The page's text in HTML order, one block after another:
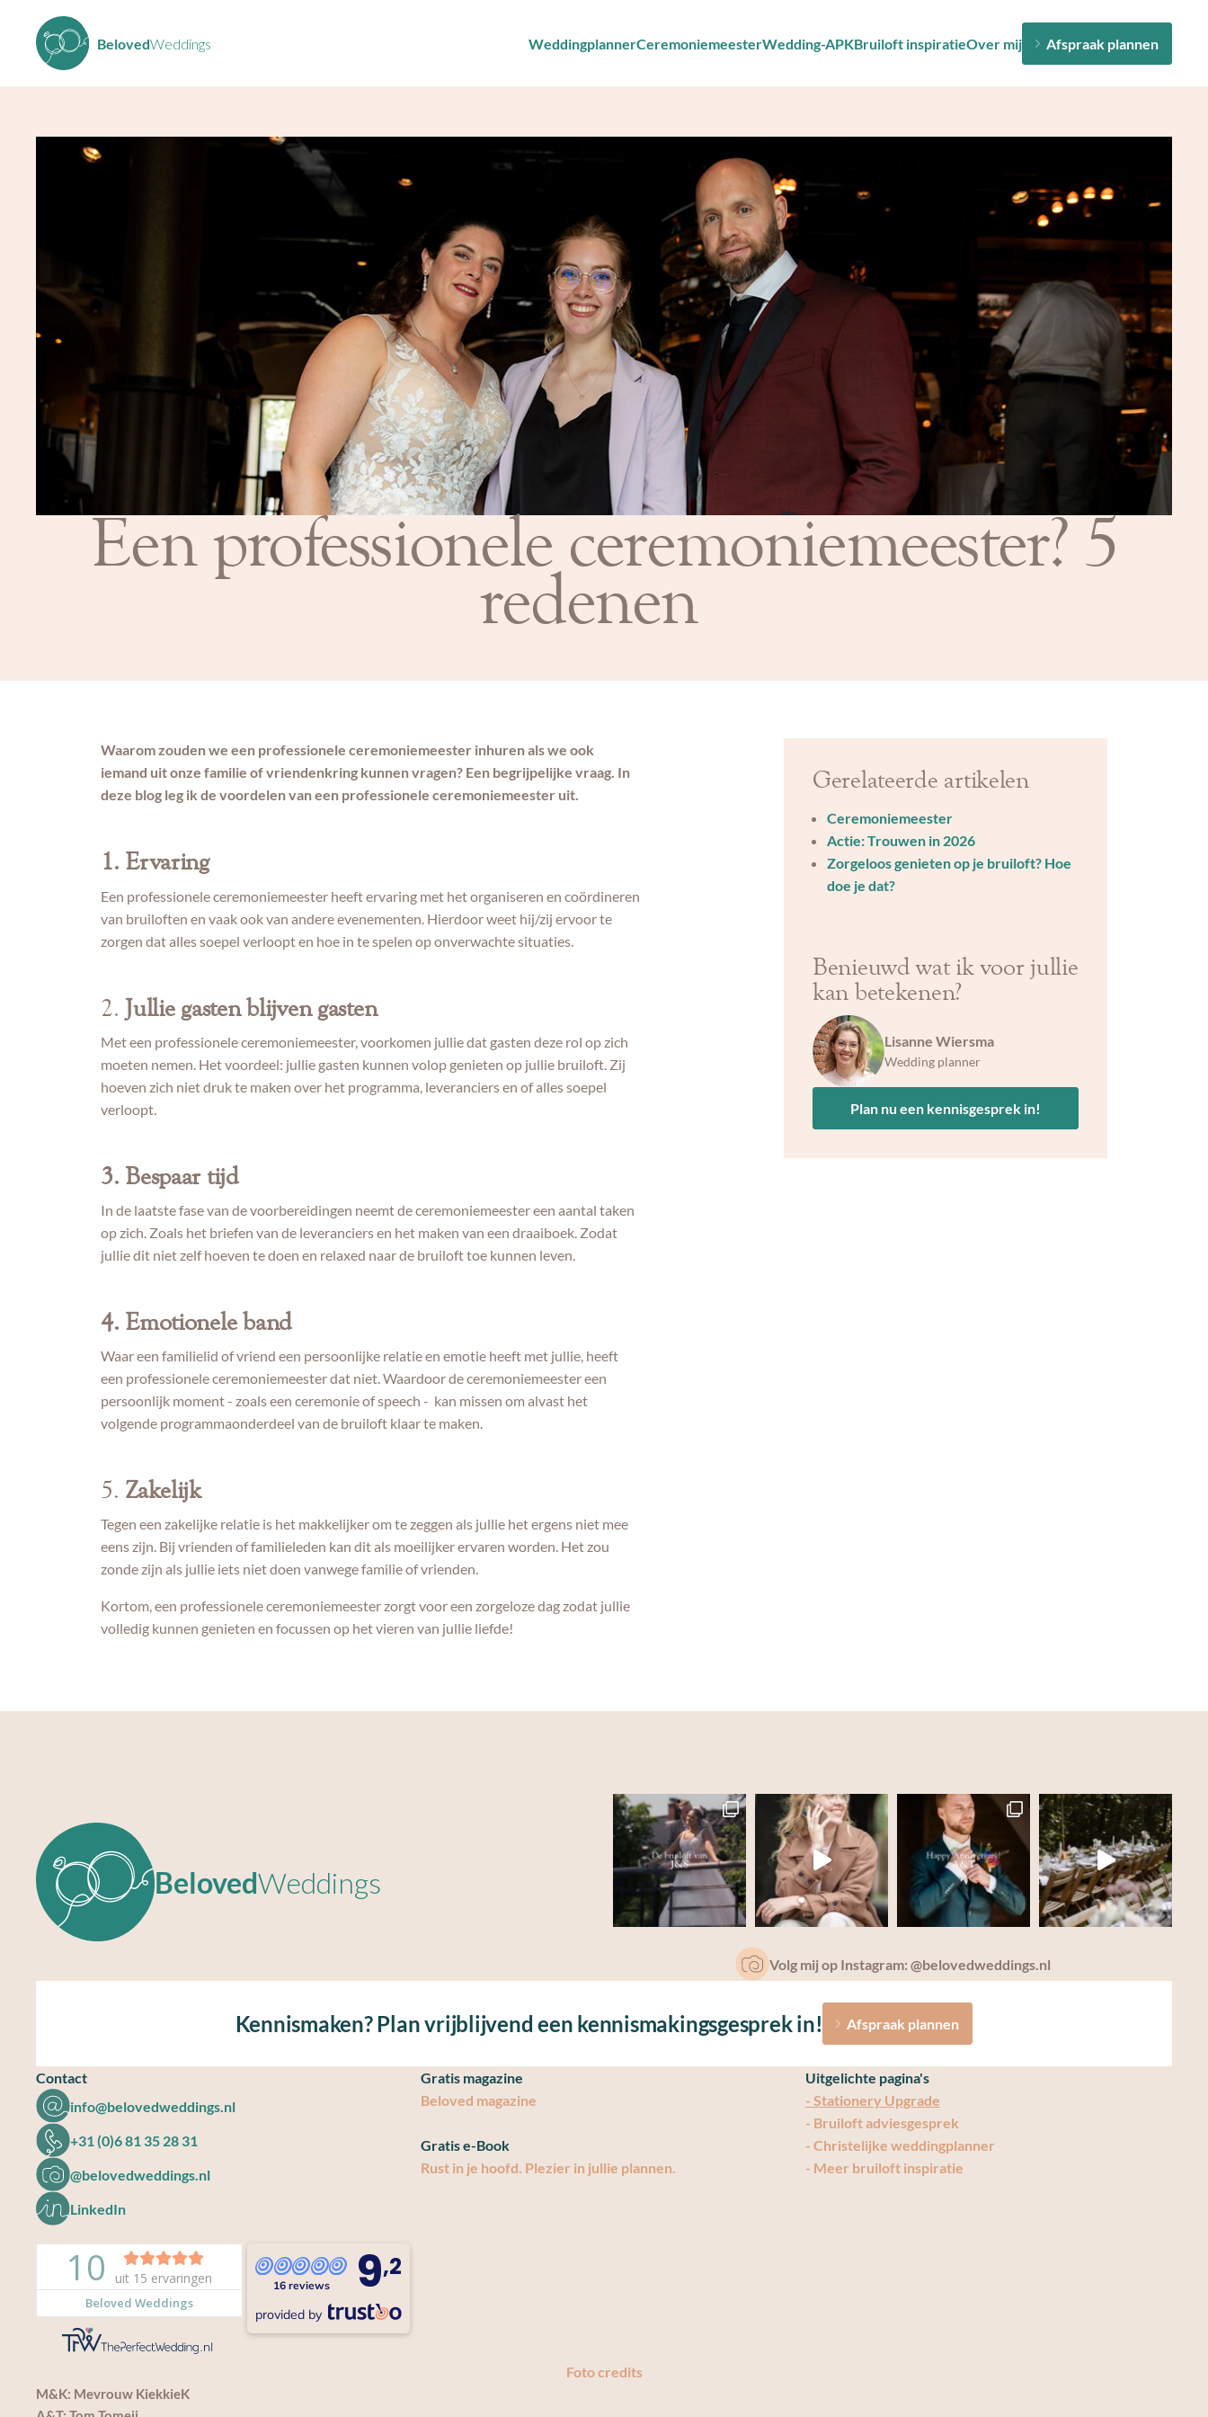
BelovedWeddings WeddingplannerCeremoniemeesterWedding-APKBruiloft inspiratieOver mij Afspraak plannen
Een professionele ceremoniemeester? 5
redenen
Waarom zouden we een professionele ceremoniemeester inhuren als we ook
iemand uit onze familie of vriendenkring kunnen vragen? Een begrijpelijke vraag. In
deze blog leg ik de voordelen van een professionele ceremoniemeester uit.
1. Ervaring
Een professionele ceremoniemeester heeft ervaring met het organiseren en coördineren
van bruiloften en vaak ook van andere evenementen. Hierdoor weet hij/zij ervoor te
zorgen dat alles soepel verloopt en hoe in te spelen op onverwachte situaties.
2. Jullie gasten blijven gasten
Met een professionele ceremoniemeester, voorkomen jullie dat gasten deze rol op zich
moeten nemen. Het voordeel: jullie gasten kunnen volop genieten op jullie bruiloft. Zij
hoeven zich niet druk te maken over het programma, leveranciers en of alles soepel
verloopt.
3. Bespaar tijd
In de laatste fase van de voorbereidingen neemt de ceremoniemeester een aantal taken
op zich. Zoals het briefen van de leveranciers en het maken van een draaiboek. Zodat
jullie dit niet zelf hoeven te doen en relaxed naar de bruiloft toe kunnen leven.
4. Emotionele band
Waar een familielid of vriend een persoonlijke relatie en emotie heeft met jullie, heeft
een professionele ceremoniemeester dat niet. Waardoor de ceremoniemeester een
persoonlijk moment - zoals een ceremonie of speech - kan missen om alvast het
volgende programmaonderdeel van de bruiloft klaar te maken.
5. Zakelijk
Tegen een zakelijke relatie is het makkelijker om te zeggen als jullie het ergens niet mee
eens zijn. Bij vrienden of familieleden kan dit als moeilijker ervaren worden. Het zou
zonde zijn als jullie iets niet doen vanwege familie of vrienden.
Kortom, een professionele ceremoniemeester zorgt voor een zorgeloze dag zodat jullie
volledig kunnen genieten en focussen op het vieren van jullie liefde!
Gerelateerde artikelen
Ceremoniemeester
Actie: Trouwen in 2026
Zorgeloos genieten op je bruiloft? Hoe
doe je dat?
Benieuwd wat ik voor jullie
kan betekenen?
Lisanne Wiersma
Wedding planner
Plan nu een kennisgesprek in!
BelovedWeddings
Volg mij op Instagram: @belovedweddings.nl
Kennismaken? Plan vrijblijvend een kennismakingsgesprek in! Afspraak plannen
Contact
info@belovedweddings.nl
+31 (0)6 81 35 28 31
@belovedweddings.nl
LinkedIn
Gratis magazine
Beloved magazine
Gratis e-Book
Rust in je hoofd. Plezier in jullie plannen.
Uitgelichte pagina's
- Stationery Upgrade
- Bruiloft adviesgesprek
- Christelijke weddingplanner
- Meer bruiloft inspiratie
16 reviews 9,2
provided by
Foto credits
M&K: Mevrouw KiekkieK